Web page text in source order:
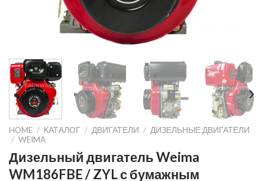
HOME / КАТАЛОГ / ДВИГАТЕЛИ / ДИЗЕЛЬНЫЕ ДВИГАТЕЛИ
/ WEIMA
Дизельный двигатель Weima
WM186FBE / ZYL с бумажным